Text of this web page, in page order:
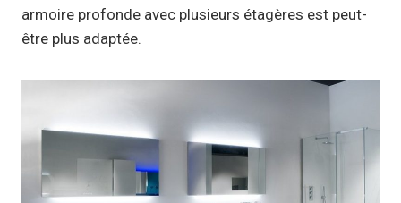
armoire profonde avec plusieurs étagères est peut-
être plus adaptée.